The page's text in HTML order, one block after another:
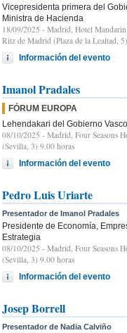
Vicepresidenta primera del
Ministra de Hacienda
18/09/2025 - Madrid, Hotel
Ritz de Madrid (Plaza de la Lealtad,
Información del evento
Imanol Pradales
FÓRUM EUROPA
Lehendakari del Gobierno Vasco
08/10/2025 - Madrid, Four Seasons
(Sevilla, 3) 9.00 horas
Información del evento
Pedro Luis Uriarte
Presentador de Imanol Pradales
Presidente de Economía,
Estrategia
08/10/2025 - Madrid, Four Seasons
(Sevilla, 3) 9.00 horas
Información del evento
Josep Borrell
Presentador de Nadia Calviño